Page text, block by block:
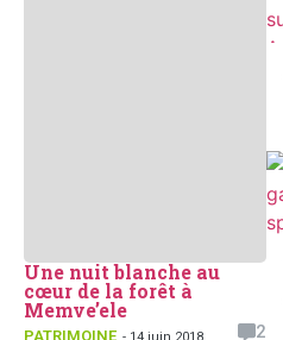
Une nuit blanche au
cœur de la forêt à
Memve’ele
PATRIMOINE
2